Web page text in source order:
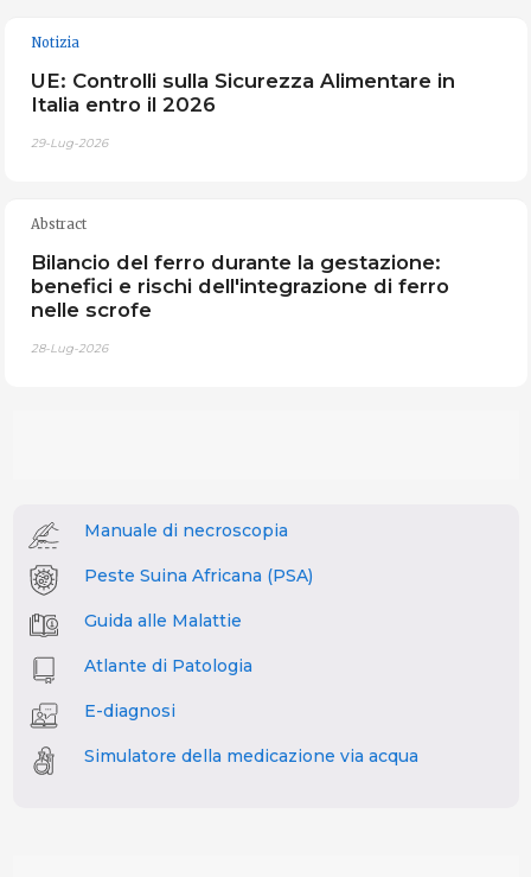
Notizia
UE: Controlli sulla Sicurezza Alimentare in
Italia entro il 2026
29-Lug-2026
Abstract
Bilancio del ferro durante la gestazione:
benefici e rischi dell'integrazione di ferro
nelle scrofe
28-Lug-2026
Manuale di necroscopia
Peste Suina Africana (PSA)
Guida alle Malattie
Atlante di Patologia
E-diagnosi
Simulatore della medicazione via acqua